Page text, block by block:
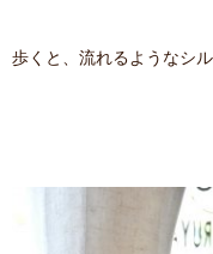
歩くと、流れるようなシ